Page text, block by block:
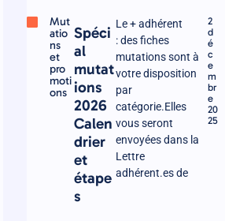
Mut
atio
ns
et
pro
moti
ons
Spéci
al
mutat
ions
2026
Calen
drier
et
étape
s
Le + adhérent
: des fiches
mutations sont à
votre disposition
par
catégorie.Elles
vous seront
envoyées dans la
Lettre
adhérent.es de
2
d
é
c
e
m
br
e
20
25